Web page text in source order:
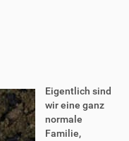
Eigentlich sind
wir eine ganz
normale
Familie,